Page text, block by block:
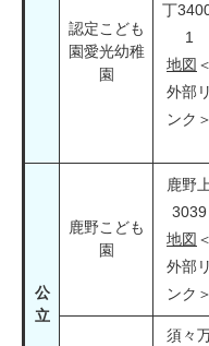
認定こども
園愛光幼稚
園
丁
1
地図 ＜
外部リ
ンク＞
公
立
鹿野こども
園
鹿野
3039
地図 ＜
外部リ
ンク＞
須々